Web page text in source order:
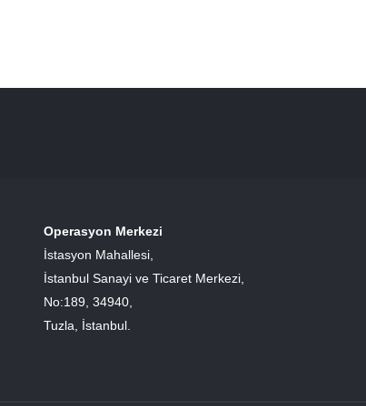
Operasyon Merkezi
İstasyon Mahallesi,
İstanbul Sanayi ve Ticaret Merkezi,
No:189, 34940,
Tuzla, İstanbul.